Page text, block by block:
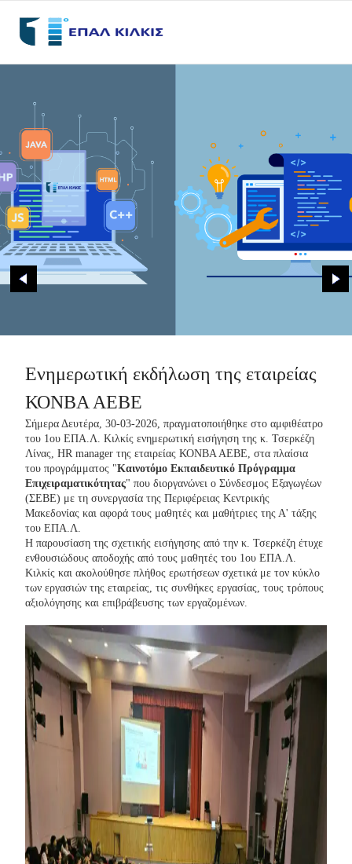
Ενημερωτική εκδήλωση της εταιρείας
ΚΟΝΒΑ ΑΕΒΕ
Σήμερα Δευτέρα, 30-03-2026, πραγματοποιήθηκε στο αμφιθέατρο
του 1ου ΕΠΑ.Λ. Κιλκίς ενημερωτική εισήγηση της κ. Τσερκέζη
Λίνας, HR manager της εταιρείας ΚΟΝΒΑ ΑΕΒΕ, στα πλαίσια
του προγράμματος "Καινοτόμο Εκπαιδευτικό Πρόγραμμα
Επιχειραματικότητας" που διοργανώνει ο Σύνδεσμος Εξαγωγέων
(ΣΕΒΕ) με τη συνεργασία της Περιφέρειας Κεντρικής
Μακεδονίας και αφορά τους μαθητές και μαθήτριες της Α' τάξης
του ΕΠΑ.Λ.
Η παρουσίαση της σχετικής εισήγησης από την κ. Τσερκέζη έτυχε
ενθουσιώδους αποδοχής από τους μαθητές του 1ου ΕΠΑ.Λ.
Κιλκίς και ακολούθησε πλήθος ερωτήσεων σχετικά με τον κύκλο
των εργασιών της εταιρείας, τις συνθήκες εργασίας, τους τρόπους
αξιολόγησης και επιβράβευσης των εργαζομένων.